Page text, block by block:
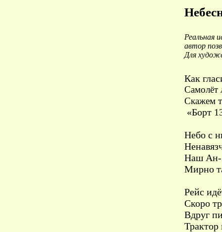
Реальная
автор
Для
Как
Самолёт
Скажем
«Борт
Небо с
Наш Ан-
Мирно
Рейс
Скоро
Вдруг
Трактор